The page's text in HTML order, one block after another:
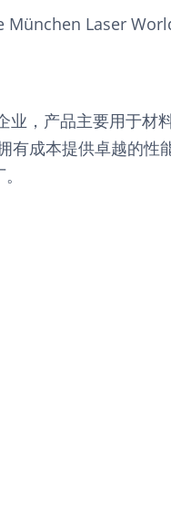
Laser
，产品主要用于
成本提供卓越的
。